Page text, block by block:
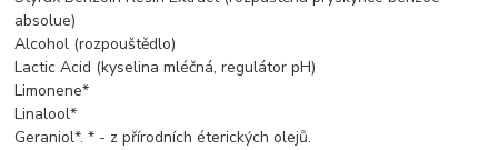
absolue)
Alcohol (rozpouštědlo)
Lactic Acid (kyselina mléčná, regulátor pH)
Limonene*
Linalool*
Geraniol*. * - z přírodních éterických olejů.